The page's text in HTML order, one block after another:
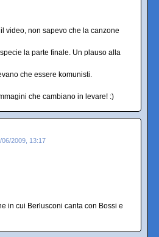
video, non sapevo che la canzone
la parte finale. Un plauso alla
che essere komunisti.
che cambiano in levare! :)
06/2009, 13:17
in cui Berlusconi canta con Bossi e